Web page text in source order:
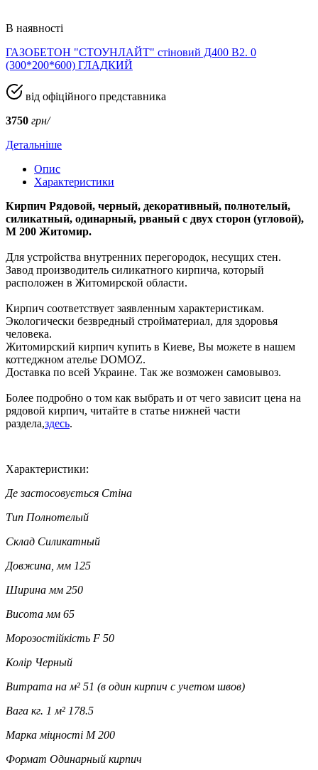
В наявності
ГАЗОБЕТОН "СТОУНЛАЙТ" стіновий Д400 В2. 0
(300*200*600) ГЛАДКИЙ
від офіційного представника
3750 грн/
Детальніше
Опис
Характеристики
Кирпич Рядовой, черный, декоративный, полнотелый,
силикатный, одинарный, рваный с двух сторон (угловой),
М 200 Житомир.
Для устройства внутренних перегородок, несущих стен.
Завод производитель силикатного кирпича, который
расположен в Житомирской области.
Кирпич соответствует заявленным характеристикам.
Экологически безвредный стройматериал, для здоровья
человека.
Житомирский кирпич купить в Киеве, Вы можете в нашем
коттеджном ателье DOMOZ.
Доставка по всей Украине. Так же возможен самовывоз.
Более подробно о том как выбрать и от чего зависит цена на
рядовой кирпич, читайте в статье нижней части
раздела,здесь.
Характеристики:
Де застосовується Стіна
Тип Полнотелый
Склад Силикатный
Довжина, мм 125
Ширина мм 250
Висота мм 65
Морозостійкість F 50
Колір Черный
Витрата на м² 51 (в один кирпич с учетом швов)
Вага кг. 1 м² 178.5
Марка міцності М 200
Формат Одинарный кирпич